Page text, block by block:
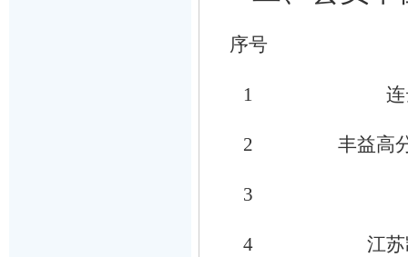
序号
1
2 丰益高
3
4 江